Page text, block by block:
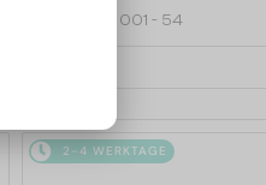
SF2903 - 001 - 54
2-4 WERKTAGE